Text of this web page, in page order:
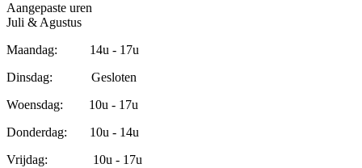
Aangepaste uren
Juli & Agustus
Maandag: 14u - 17u
Dinsdag: Gesloten
Woensdag: 10u - 17u
Donderdag: 10u - 14u
Vrijdag: 10u - 17u